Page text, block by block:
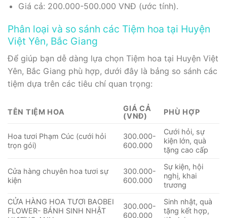
Giá cả: 200.000-500.000 VNĐ (ước tính).
Phân loại và so sánh các Tiệm hoa tại Huyện
Việt Yên, Bắc Giang
Để giúp bạn dễ dàng lựa chọn Tiệm hoa tại Huyện Việt
Yên, Bắc Giang phù hợp, dưới đây là bảng so sánh các
tiệm dựa trên các tiêu chí quan trọng:
TÊN TIỆM HOA
GIÁ CẢ
(VNĐ)
PHÙ HỢP
Hoa tươi Phạm Cúc (cưới hỏi
trọn gói)
300.000-
600.000
Cưới hỏi, sự
kiện lớn, quà
tặng cao cấp
Cửa hàng chuyên hoa tươi sự
kiện
300.000-
600.000
Sự kiện, hội
nghị, khai
trương
CỬA HÀNG HOA TƯƠI BAOBEI
FLOWER- BÁNH SINH NHẬT
300.000-
600.000
Sinh nhật, quà
tặng kết hợp,